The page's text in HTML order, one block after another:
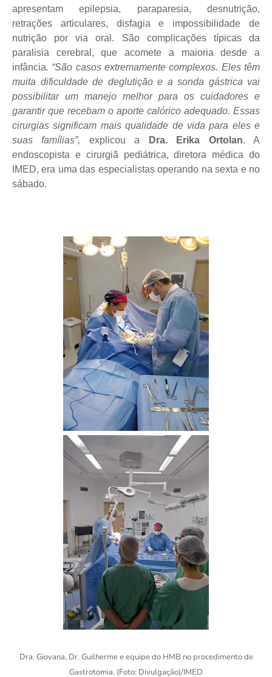
apresentam epilepsia, paraparesia, desnutrição,
retrações articulares, disfagia e impossibilidade de
nutrição por via oral. São complicações típicas da
paralisia cerebral, que acomete a maioria desde a
infância. “São casos extremamente complexos. Eles têm
muita dificuldade de deglutição e a sonda gástrica vai
possibilitar um manejo melhor para os cuidadores e
garantir que recebam o aporte calórico adequado. Essas
cirurgias significam mais qualidade de vida para eles e
suas famílias”, explicou a Dra. Erika Ortolan. A
endoscopista e cirurgiã pediátrica, diretora médica do
IMED, era uma das especialistas operando na sexta e no
sábado.
Dra. Giovana, Dr. Guilherme e equipe do HMB no procedimento de
Gastrotomia. (Foto: Divulgação)/IMED